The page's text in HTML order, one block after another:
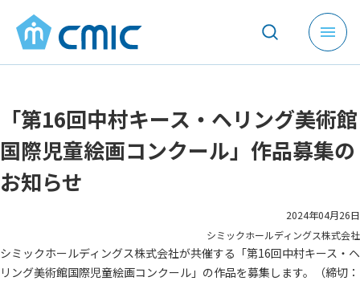
メ
ニ
を
開
く
「第16回中村キース・ヘリング美術館
国際児童絵画コンクール」作品募集の
お知らせ
2024年04月26日
シミックホールディングス株式会社
シミックホールディングス株式会社が共催する「第16回中村キース・ヘ
リング美術館国際児童絵画コンクール」の作品を募集します。（締切：